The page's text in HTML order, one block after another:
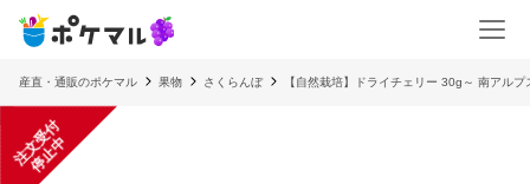
産直・通販のポケマル 果物 さくらんぼ 【自然栽培】ドライチェリー 30g～ 南アル
注
文
受
付
停
止
中